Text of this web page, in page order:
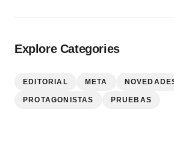
Explore Categories
EDITORIAL META
PROTAGONISTAS PRUEBAS